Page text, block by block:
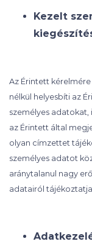
Kezelt
Az Érintett
nélkül helyesbíti az
személyes adatokat,
az Érintett által
olyan címzettet
személyes adatot
aránytalanul nagy
adatairól